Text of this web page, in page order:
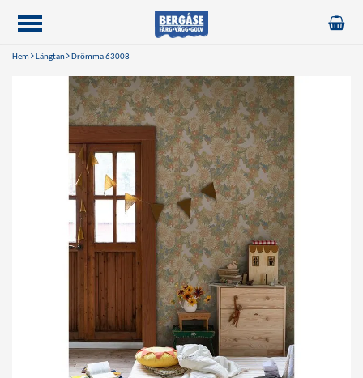
Hem Längtan Drömma 63008